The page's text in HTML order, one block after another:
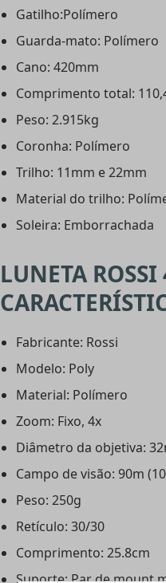
Gatilho:Polímero
Guarda-mato: Polímero
Cano: 420mm
Comprimento total:
Peso: 2.915kg
Coronha: Polímero
Trilho: 11mm e 22mm
Material do trilho:
Soleira: Emborrachada
LUNETA
Fabricante: Rossi
Modelo: Poly
Material: Polímero
Zoom: Fixo, 4x
Diâmetro da objetiva:
Campo de visão: 90m
Peso: 250g
Retículo: 30/30
Comprimento: 25.8cm
Suporte: Par de mount